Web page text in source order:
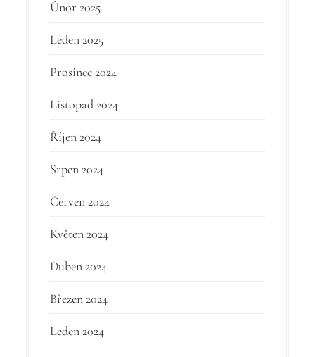
Únor 2025
Leden 2025
Prosinec 2024
Listopad 2024
Říjen 2024
Srpen 2024
Červen 2024
Květen 2024
Duben 2024
Březen 2024
Leden 2024